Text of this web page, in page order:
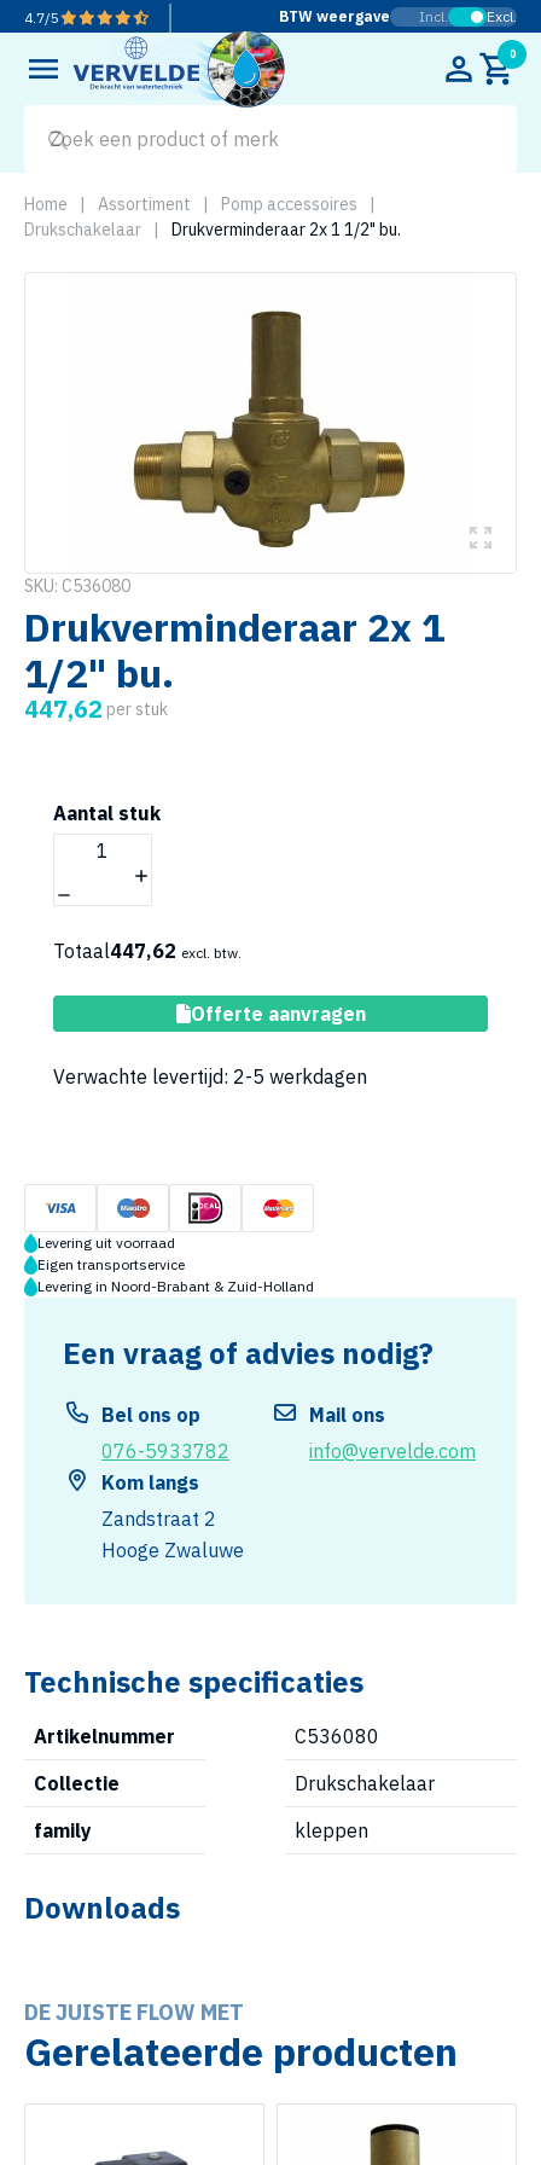
4.7/5 BTW weergave Incl. Excl.
0
Home | Assortiment | Pomp accessoires
|
Drukschakelaar
| Drukverminderaar 2x 1 1/2" bu.
SKU: C536080
Drukverminderaar 2x 1
1/2" bu.
447,62 per stuk
Aantal stuk
Totaal447,62 excl. btw.
Toevoegen aan winkelwagen
Offerte aanvragen
Verwachte levertijd: 2-5 werkdagen
Levering uit voorraad
Eigen transportservice
Levering in Noord-Brabant & Zuid-Holland
Een vraag of advies nodig?
Bel ons op
076-5933782
Mail ons
info@vervelde.com
Kom langs
Zandstraat 2
Hooge Zwaluwe
Technische specificaties
Artikelnummer
C536080
Collectie
Drukschakelaar
family
kleppen
Downloads
DE JUISTE FLOW MET
Gerelateerde producten